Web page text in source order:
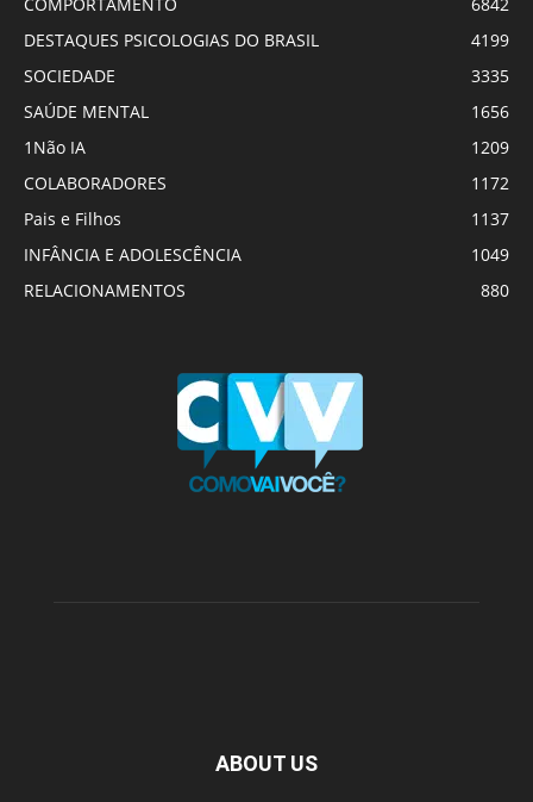
DESTAQUES PSICOLOGIAS DO BRASIL
4199
SOCIEDADE
3335
SAÚDE MENTAL
1656
1Não IA
1209
COLABORADORES
1172
Pais e Filhos
1137
INFÂNCIA E ADOLESCÊNCIA
1049
RELACIONAMENTOS
880
ABOUT US